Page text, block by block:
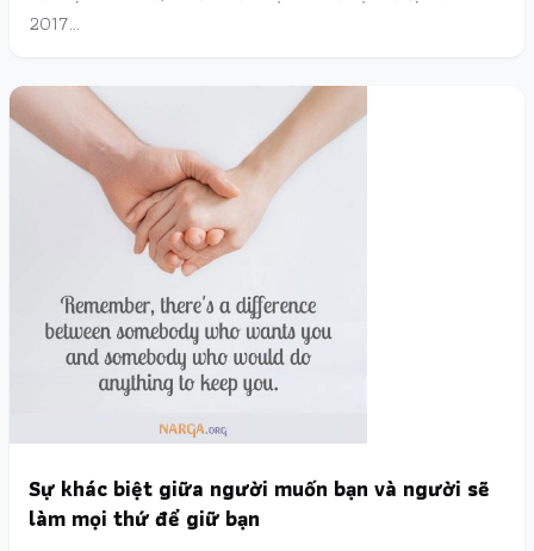
2017…
Sự khác biệt giữa người muốn bạn và người sẽ
làm mọi thứ để giữ bạn